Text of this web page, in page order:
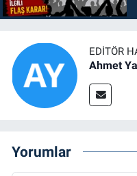
EDITÖR
Ahmet
Yorumlar